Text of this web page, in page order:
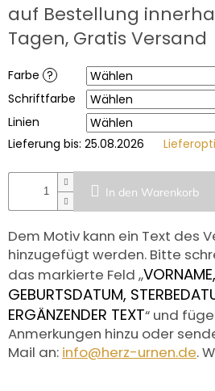
Login
auf Bestellung
Tagen, Gratis Versand
Farbe ?
Schriftfarbe
Linien
Lieferung bis: 25.08.2026
In den Warenkorb
Dem Motiv kann ein Text des
hinzugefügt werden. Bitte
das markierte Feld ,,
GEBURTSDATUM,
ERGÄNZENDER TEXT“ und
Anmerkungen hinzu oder
Mail an: info@herz-urnen.de.